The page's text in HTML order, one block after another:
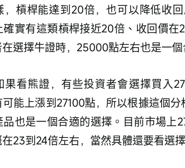
，槓桿能達到20倍，也可以降低收
實有這類槓桿接近20倍、收回價在
選擇牛證時，25000點左右也是一個
果看熊證，有些投資者會選擇買入
能上漲到27100點，所以根據這個
也是一個合適的選擇。目前市場上
23到24倍左右，當然具體還要看選